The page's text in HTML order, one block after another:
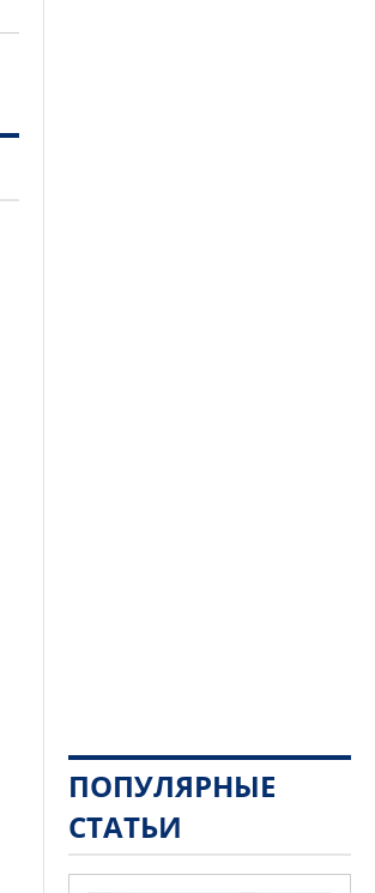
ПОПУЛЯРНЫЕ
СТАТЬИ